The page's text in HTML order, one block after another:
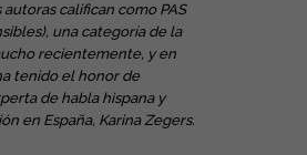
califican como PAS
una categoría de la
recientemente, y en
tenido el honor de
de habla hispana y
en España, Karina Zegers.